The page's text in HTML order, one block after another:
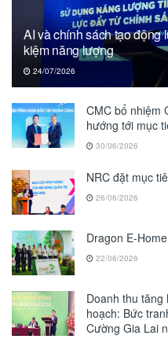
AI và chính sách tạo động
kiệm năng lượng
24/07/2026
CMC bổ nhiệm
hướng tới mục
30/06/2026
NRC đặt mục
26/06/2026
Dragon E-
22/06/2026
Doanh thu tăng
hoạch: Bức
Cường Gia Lai